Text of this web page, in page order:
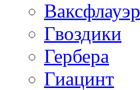
Ваксфлауэр
Гвоздики
Гербера
Гиацинт